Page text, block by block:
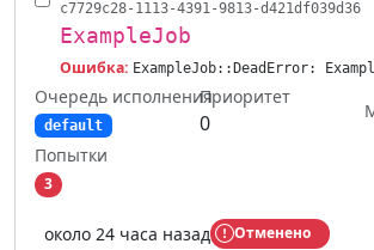
c7729c28-1113-4391-9813-d421df039d36
ExampleJob
Ошибка: ExampleJob::DeadError:
Очередь исполнения
default
Приоритет
0
Попытки
3
около 24 часа назад Отменено